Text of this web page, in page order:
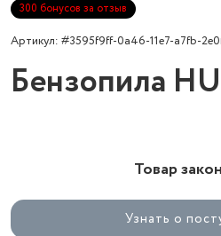
300 бонусов за отзыв
Артикул: #3595f9ff-0a46-11e7-a7fb-
Бензопила
Товар
Узнать о